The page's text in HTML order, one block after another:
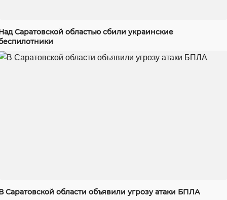
Саратовской областью сбили украинские
Саратовской области объявили угрозу атаки БПЛА